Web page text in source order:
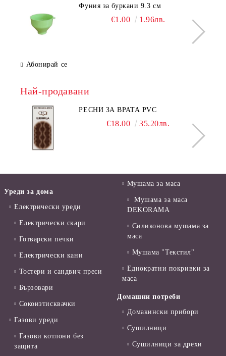
Фуния за буркани 9.3 см
€1.00 1.96лв.
Абонирай се
Най-продавани
РЕСНИ ЗА ВРАТА PVC
€18.00 35.20лв.
Уреди за дома
Електрически уреди
Електрически скари
Готварски печки
Електрически кани
Тостери и сандвич преси
Бързовари
Сокоизтисквачки
Газови уреди
Газови котлони без
защита
Мушама за маса
Мушама за маса
DEKORAMA
Силиконова мушама за
маса
Мушама "Текстил"
Еднократни покривки за
маса
Домашни потреби
Домакински прибори
Сушилници
Сушилници за дрехи